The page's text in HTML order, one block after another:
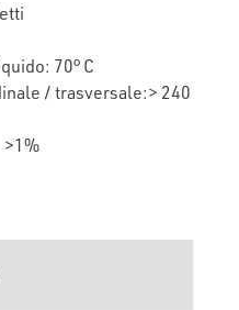
70° C
/ trasversale:> 240
>1%